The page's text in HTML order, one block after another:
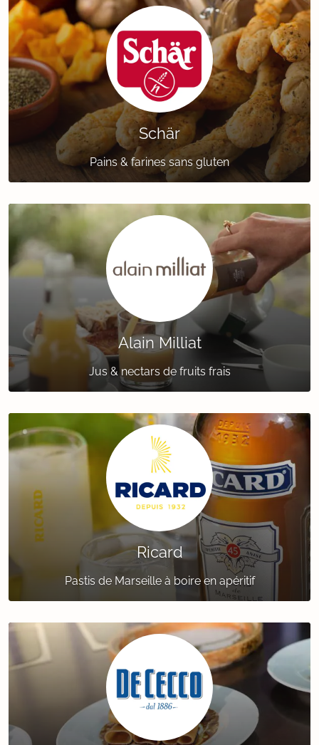
Schär
Pains & farines sans gluten
Alain Milliat
Jus & nectars de fruits frais
Ricard
Pastis de Marseille à boire en apéritif